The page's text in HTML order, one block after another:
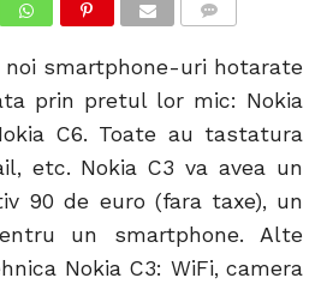
smartphone-uri hotarate
prin pretul lor mic: Nokia
C6. Toate au tastatura
etc. Nokia C3 va avea un
90 de euro (fara taxe), un
un smartphone. Alte
Nokia C3: WiFi, camera